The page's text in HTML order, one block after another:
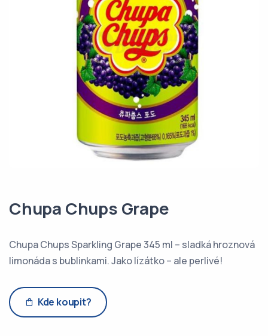
Chupa Chups Grape
Chupa Chups Sparkling Grape 345 ml – sladká hroznová
limonáda s bublinkami. Jako lízátko – ale perlivé!
Kde koupit?